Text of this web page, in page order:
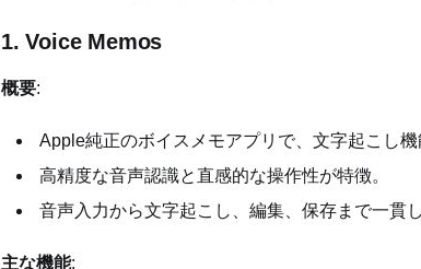
1. Voice Memos
概要:
Apple純正のボイスメモアプリで、文字起こし機
高精度な音声認識と直感的な操作性が特徴。
音声入力から文字起こし、編集、保存まで一貫
主な機能: